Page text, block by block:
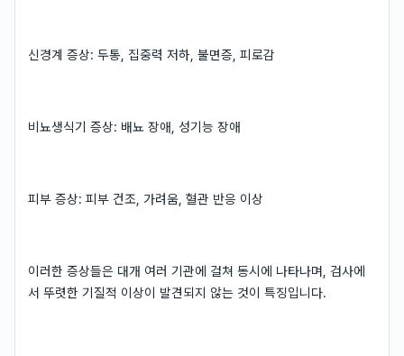
신경계 증상: 두통, 집중력 저하, 불면증, 피로감
비뇨생식기 증상: 배뇨 장애, 성기능 장애
피부 증상: 피부 건조, 가려움, 혈관 반응 이상
이러한 증상들은 대개 여러 기관에 걸쳐 동시에 나타나며, 검사에
서 뚜렷한 기질적 이상이 발견되지 않는 것이 특징입니다.